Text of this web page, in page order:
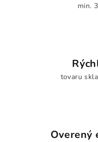
min.
tovaru
Overený